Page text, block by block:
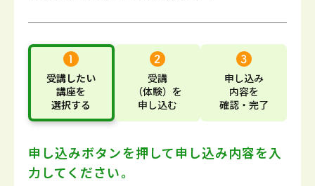
受講したい
講座を
選択する
受講
（体験） を
申し込む
申し込み
内容を
確認・完了
申し込みボタンを押して申し込み内容を入
力してください。